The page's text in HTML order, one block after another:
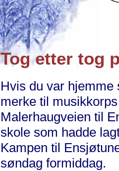
Tog etter tog
Hvis du var hjemme
merke til
Malerhaugveien til
skole som hadde
Kampen til
søndag formiddag.